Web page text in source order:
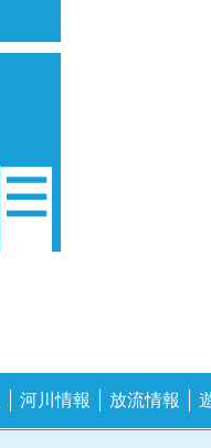
河川情報 放流情報